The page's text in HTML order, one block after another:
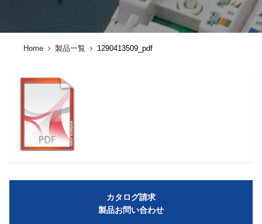
Home 製品一覧 1290413509_pdf
カタログ請求
製品お問い合わせ